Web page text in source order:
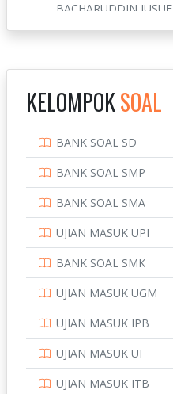
BACHARUDDIN JUSUF
BANDUNG
INSTITUT TEKNOLOGI
INSTITUT TEKNOLOGI
SEPULUH NOVEMBER
INSTITUT TEKNOLOGI
SUMATERA
IPDN / STPDN
PENDIDIKAN
PERBANKAN
POLRI
POLTEK SSN
KELOMPOKSOAL
BANK SOAL SD
BANK SOAL SMP
BANK SOAL SMA
UJIAN MASUK UPI
BANK SOAL SMK
UJIAN MASUK UGM
UJIAN MASUK IPB
UJIAN MASUK UI
UJIAN MASUK ITB